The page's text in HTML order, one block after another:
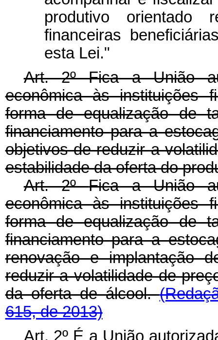
produtivo orientado
financeiras
esta Lei."
Art. 2º Fica a União
econômica às instituições
forma de equalização de
financiamento para a
objetivos de reduzir a
estabilidade da oferta do
Art. 2ºFica a União
econômica às instituições
forma de equalização de
financiamento para a
renovação e implantação
reduzir a volatilidade de
da oferta de álcool.
615, de 2013)
Art. 2º É a União